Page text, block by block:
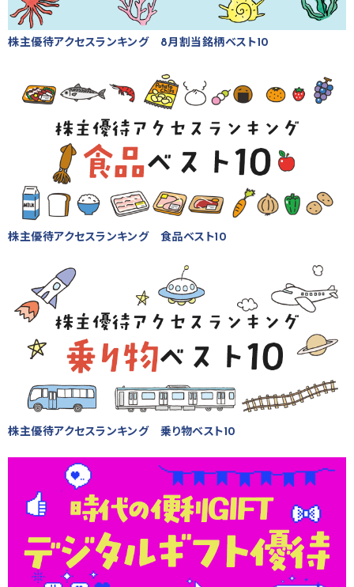
株主優待アクセスランキング 8月割当銘柄ベスト10
株主優待アクセスランキング 食品ベスト10
株主優待アクセスランキング 乗り物ベスト10